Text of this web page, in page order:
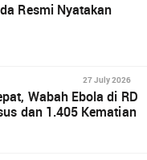
Resmi Nyatakan
27 July 2026
Wabah Ebola di RD
dan 1.405 Kematian